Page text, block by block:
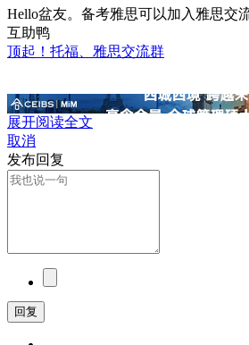
Hello盆友。备考雅思可以加入雅思交
互助鸭
顶起！托福、雅思交流群
展开阅读全文
取消
发布回复
回复